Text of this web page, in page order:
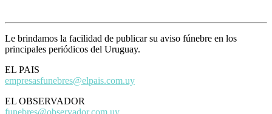
Le brindamos la facilidad de publicar su aviso fúnebre en los
principales periódicos del Uruguay.
EL PAIS
empresasfunebres@elpais.com.uy
EL OBSERVADOR
funebres@observador.com.uy